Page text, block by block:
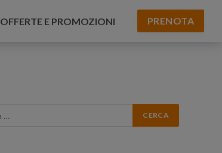
OFFERTE E PROMOZIONI PRENOTA